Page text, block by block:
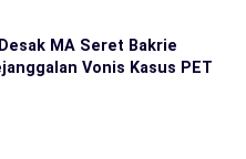
MA Seret Bakrie
Vonis Kasus PET